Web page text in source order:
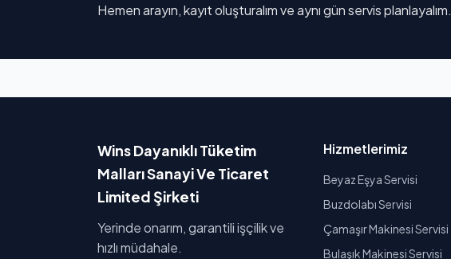
Hemen arayın, kayıt oluşturalım ve aynı gün servis planlayalım.
Wins Dayanıklı Tüketim
Malları Sanayi Ve Ticaret
Limited Şirketi
Yerinde onarım, garantili işçilik ve
hızlı müdahale.
Hizmetlerimiz
Beyaz Eşya Servisi
Buzdolabı Servisi
Çamaşır Makinesi Servisi
Bulaşık Makinesi Servisi